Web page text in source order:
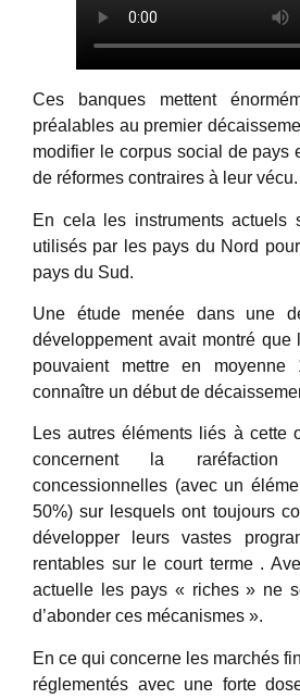
Ces banques mettent
préalables au premier
modifier le corpus social de pays
de réformes contraires à leur vécu.
En cela les instruments actuels
utilisés par les pays du Nord
pays du Sud.
Une étude menée dans une
développement avait montré que
pouvaient mettre en
connaître un début de
Les autres éléments liés à cette
concernent la raréfaction
concessionnelles (avec un
50%) sur lesquels ont toujours
développer leurs vastes
rentables sur le court terme .
actuelle les pays « riches » ne
d’abonder ces mécanismes ».
En ce qui concerne les marchés
réglementés avec une forte